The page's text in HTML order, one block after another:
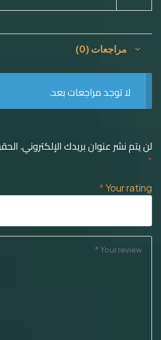
مراجعات (0)
لا توجد مراجعات بعد.
لن يتم نشر عنوان بريدك الإلكتروني.
*
Your rating
*